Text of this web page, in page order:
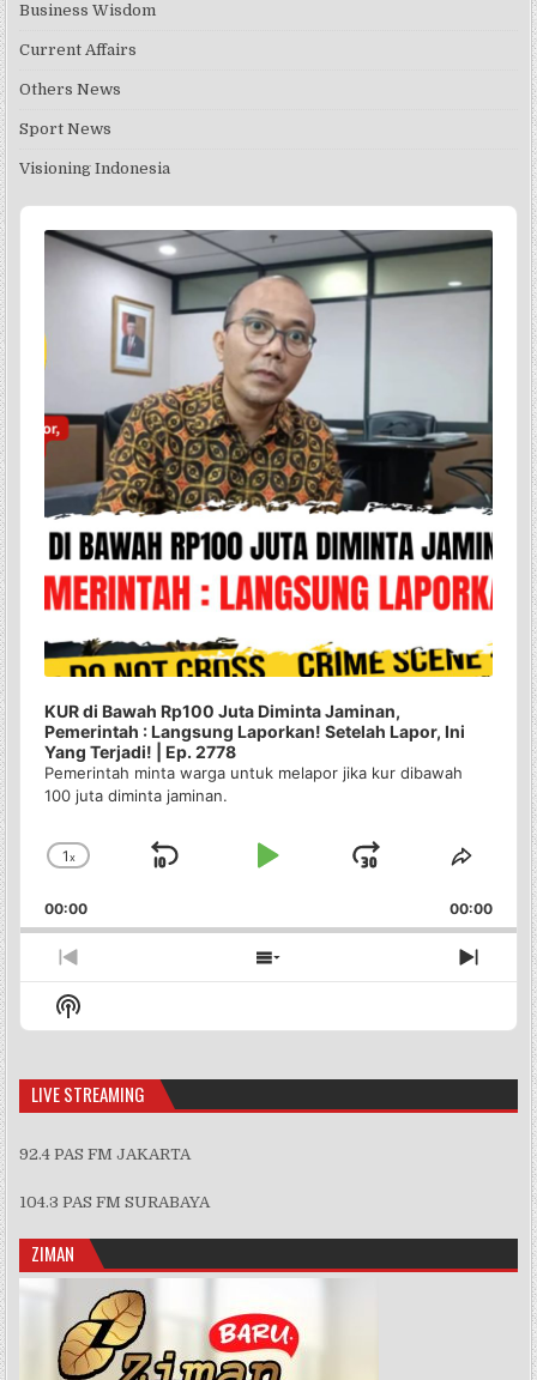
Business Wisdom
Current Affairs
Others News
Sport News
Visioning Indonesia
Audio
Player
KUR di Bawah Rp100 Juta Diminta Jaminan,
Pemerintah : Langsung Laporkan! Setelah Lapor, Ini
Yang Terjadi! | Ep. 2778
Pemerintah minta warga untuk melapor jika kur dibawah
100 juta diminta jaminan.
Change
Rate
1x
Skip
Play
Jump
Forward
Share
00:00 00:00
Previous
Episode
Show
Episodes
Next
Show
Podcast
LIVE STREAMING
92.4 PAS FM JAKARTA
104.3 PAS FM SURABAYA
ZIMAN